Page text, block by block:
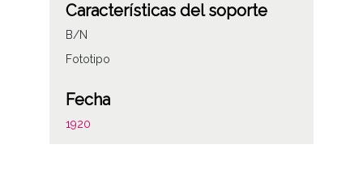
Características del soporte
B/N
Fototipo
Fecha
1920